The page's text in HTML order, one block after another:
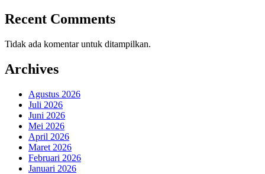
Recent Comments
Tidak ada komentar untuk ditampilkan.
Archives
Agustus 2026
Juli 2026
Juni 2026
Mei 2026
April 2026
Maret 2026
Februari 2026
Januari 2026